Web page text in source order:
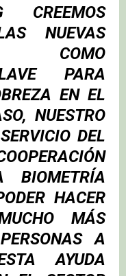
CREEMOS
NUEVAS
COMO
PARA
EN EL
NUESTRO
DEL
BIOMETRÍA
HACER
MÁS
A
AYUDA